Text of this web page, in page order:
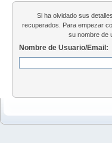
Si ha olvidado sus
recuperados. Para empezar
su nombre de
Nombre de Usuario/Email: